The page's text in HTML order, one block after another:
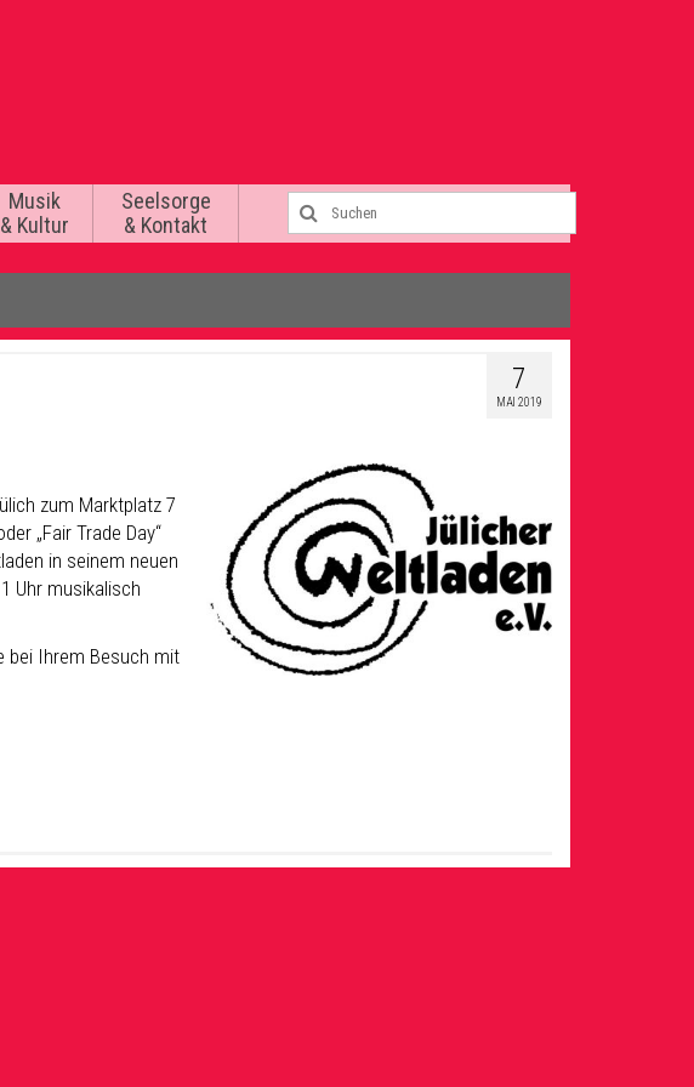
Musik
& Kultur
Seelsorge
& Kontakt
7
MAI 2019
zum Marktplatz 7
„Fair Trade Day“
in seinem neuen
Uhr musikalisch
bei Ihrem Besuch mit